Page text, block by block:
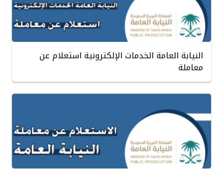
النيابة العامة الخدمات الإلكترونية استعلام عن
معاملة